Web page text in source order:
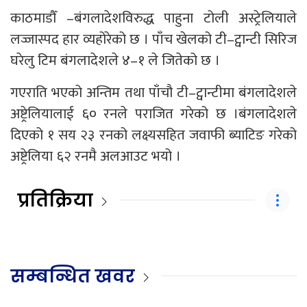
काठमाडौँ –बंगलादेशविरुद्ध पाहुना टोली अस्ट्रेलियाले
लज्जास्पद हार व्यहोरेको छ । पाँच खेलको टी–ट्वान्टी सिरिज
घरेलु टिम बंगलादेशले ४–१ ले जितेको छ ।
गएराति भएको अन्तिम तथा पाँचौ टी–ट्वान्टीमा बंगलादेशले
अष्ट्रेलियालाई ६० रनले पराजित गरेको छ ।बंगलादेशले
दिएको १ सय २३ रनको लक्ष्यसहित जवाफी ब्याटिङ गरेको
अष्ट्रेलिया ६२ रनमै अलआउट भयो ।
प्रतिक्रिया
सम्बन्धित खवर